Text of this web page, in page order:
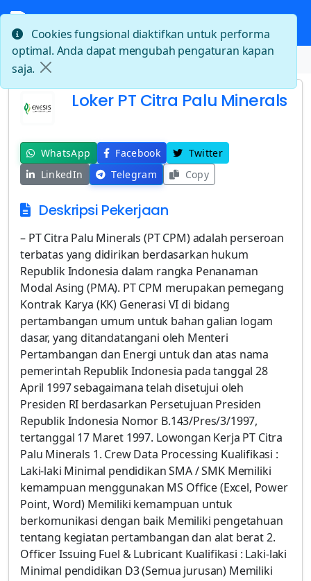
Beranda Loker PT Citra Palu Minerals
Loker PT Citra Palu Minerals
WhatsApp Facebook
Twitter
LinkedIn
Telegram Copy
Deskripsi Pekerjaan
– PT Citra Palu Minerals (PT CPM) adalah perseroan
terbatas yang didirikan berdasarkan hukum
Republik Indonesia dalam rangka Penanaman
Modal Asing (PMA). PT CPM merupakan pemegang
Kontrak Karya (KK) Generasi VI di bidang
pertambangan umum untuk bahan galian logam
dasar, yang ditandatangani oleh Menteri
Pertambangan dan Energi untuk dan atas nama
pemerintah Republik Indonesia pada tanggal 28
April 1997 sebagaimana telah disetujui oleh
Presiden RI berdasarkan Persetujuan Presiden
Republik Indonesia Nomor B.143/Pres/3/1997,
tertanggal 17 Maret 1997. Lowongan Kerja PT Citra
Palu Minerals 1. Crew Data Processing Kualifikasi :
Laki-laki Minimal pendidikan SMA / SMK Memiliki
kemampuan menggunakan MS Office (Excel, Power
Point, Word) Memiliki kemampuan untuk
berkomunikasi dengan baik Memiliki pengetahuan
tentang kegiatan pertambangan dan alat berat 2.
Officer Issuing Fuel & Lubricant Kualifikasi : Laki-laki
Minimal pendidikan D3 (Semua jurusan) Memiliki
Cookies fungsional diaktifkan untuk performa
optimal. Anda dapat mengubah pengaturan kapan
saja.